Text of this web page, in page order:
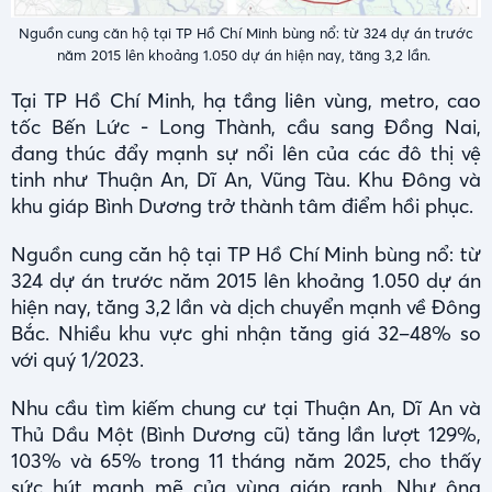
Nguồn cung căn hộ tại TP Hồ Chí Minh bùng nổ: từ 324 dự án trước
năm 2015 lên khoảng 1.050 dự án hiện nay, tăng 3,2 lần.
Tại TP Hồ Chí Minh, hạ tầng liên vùng, metro, cao
tốc Bến Lức - Long Thành, cầu sang Đồng Nai,
đang thúc đẩy mạnh sự nổi lên của các đô thị vệ
tinh như Thuận An, Dĩ An, Vũng Tàu. Khu Đông và
khu giáp Bình Dương trở thành tâm điểm hồi phục.
Nguồn cung căn hộ tại TP Hồ Chí Minh bùng nổ: từ
324 dự án trước năm 2015 lên khoảng 1.050 dự án
hiện nay, tăng 3,2 lần và dịch chuyển mạnh về Đông
Bắc. Nhiều khu vực ghi nhận tăng giá 32–48% so
với quý 1/2023.
Nhu cầu tìm kiếm chung cư tại Thuận An, Dĩ An và
Thủ Dầu Một (Bình Dương cũ) tăng lần lượt 129%,
103% và 65% trong 11 tháng năm 2025, cho thấy